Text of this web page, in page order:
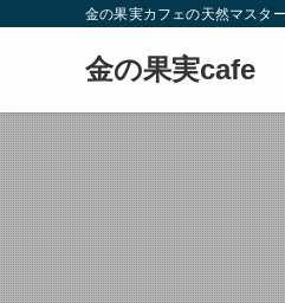
金の果実カフェの天然マスタ
金の果実cafe